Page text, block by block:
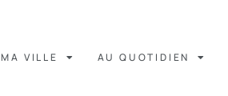
MA VILLE AU QUOTIDIEN